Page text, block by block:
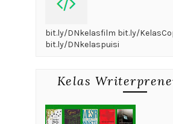
bit.ly/DNkelasfilm bit.ly/
bit.ly/DNkelaspuisi
Kelas